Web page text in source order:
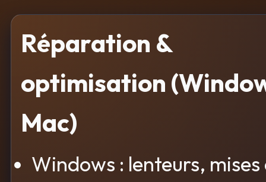
Réparation &
optimisation
Mac)
Windows : lenteurs, mises